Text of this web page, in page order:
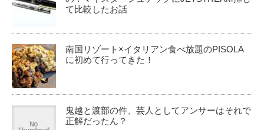
て比較したお話
南国リゾート×イタリアン食べ放題のPISOLA
に初めて行ってきた！
鬼越と渡部の件、芸人としてアンサーはそれで
正解だったん？